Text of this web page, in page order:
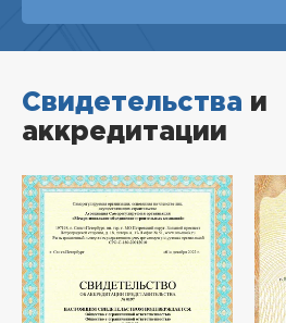
Свидетельства и
аккредитации